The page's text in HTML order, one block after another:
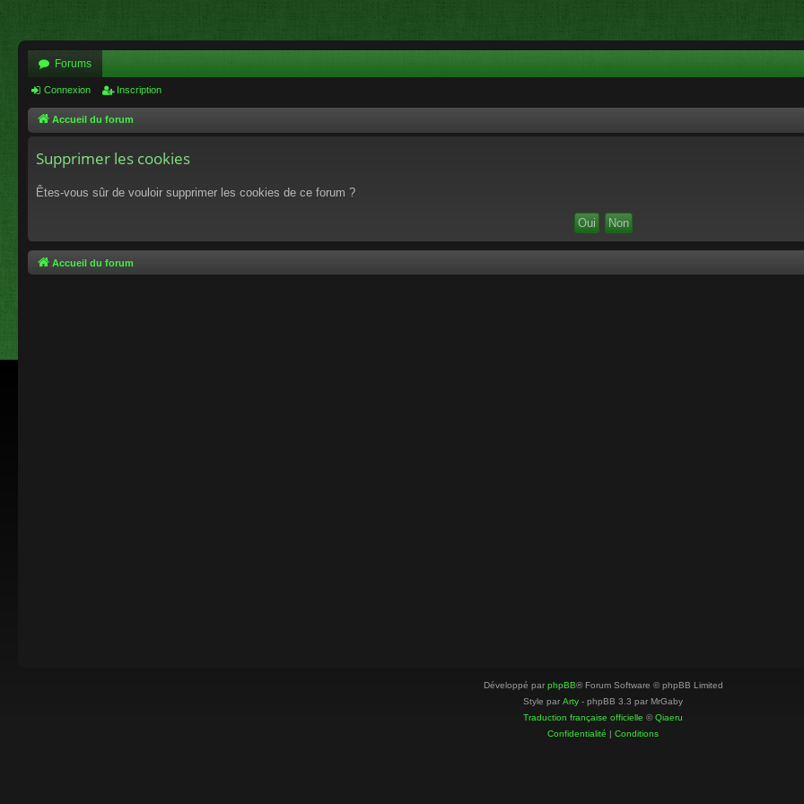
Forums
Connexion Inscription
Accueil du forum
Supprimer les cookies
Êtes-vous sûr de vouloir supprimer les cookies de ce forum ?
Accueil du forum
Développé par phpBB® Forum Software © phpBB Limited
Style par Arty - phpBB 3.3 par MrGaby
Traduction française officielle ©Qiaeru
Confidentialité | Conditions